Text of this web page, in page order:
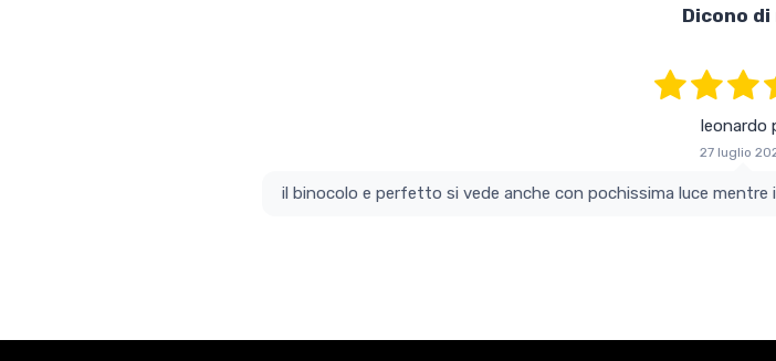
Dicono di
leonardo
27 luglio
il binocolo e perfetto si vede anche con